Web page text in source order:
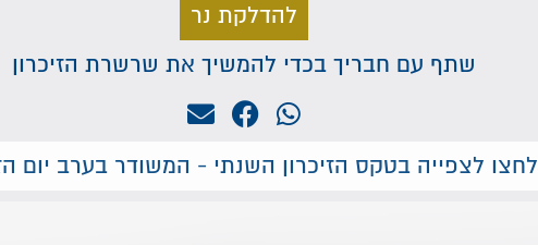
להדלקת נר
שתף עם חבריך בכדי להמשיך את שרשרת הזיכרון
לחצו לצפייה בטקס הזיכרון השנתי - המשודר בערב יום